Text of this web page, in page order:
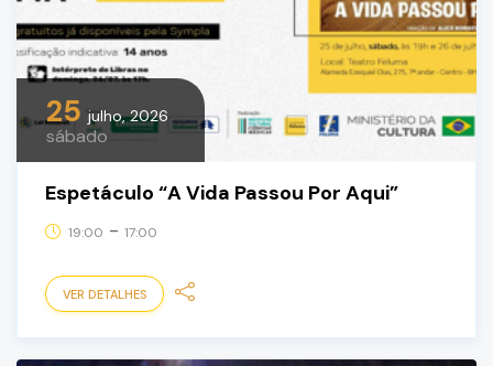
25 julho, 2026
sábado
Espetáculo “A Vida Passou Por Aqui”
19:00 - 17:00
VER DETALHES